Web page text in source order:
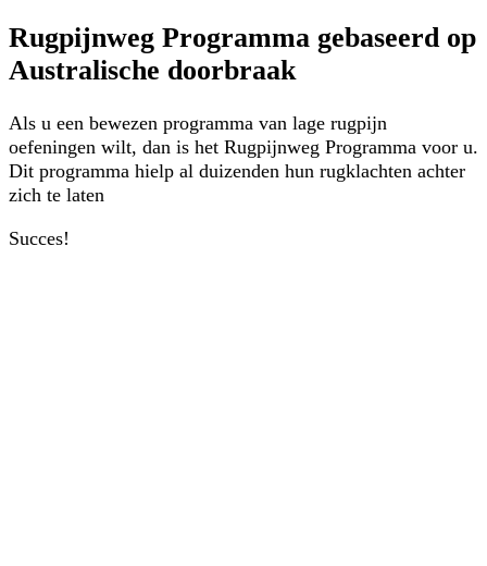
Rugpijnweg Programma gebaseerd op
Australische doorbraak
Als u een bewezen programma van lage rugpijn
oefeningen wilt, dan is het Rugpijnweg Programma voor u.
Dit programma hielp al duizenden hun rugklachten achter
zich te laten
Succes!